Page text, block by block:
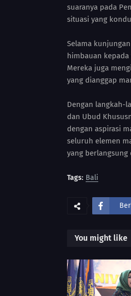
suaranya pada
situasi yang
Selama
himbauan
Mereka juga
yang dianggap
Dengan langkah-
dan Ubud
dengan aspirasi
seluruh elemen
yang berlangsung
Tags: Bali
You might like